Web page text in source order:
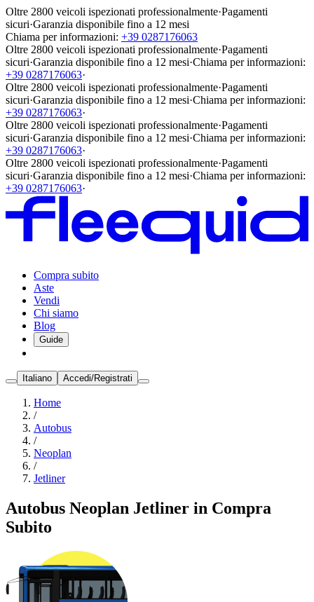
Oltre 2800 veicoli ispezionati professionalmente·Pagamenti
sicuri·Garanzia disponibile fino a 12 mesi
Chiama per informazioni: +39 0287176063
Oltre 2800 veicoli ispezionati professionalmente·Pagamenti
sicuri·Garanzia disponibile fino a 12 mesi·Chiama per informazioni:
+39 0287176063·
Oltre 2800 veicoli ispezionati professionalmente·Pagamenti
sicuri·Garanzia disponibile fino a 12 mesi·Chiama per informazioni:
+39 0287176063·
Oltre 2800 veicoli ispezionati professionalmente·Pagamenti
sicuri·Garanzia disponibile fino a 12 mesi·Chiama per informazioni:
+39 0287176063·
Oltre 2800 veicoli ispezionati professionalmente·Pagamenti
sicuri·Garanzia disponibile fino a 12 mesi·Chiama per informazioni:
+39 0287176063·
Compra subito
Aste
Vendi
Chi siamo
Blog
Guide
Italiano Accedi/Registrati
Home
/
Autobus
/
Neoplan
/
Jetliner
Autobus Neoplan Jetliner in Compra
Subito